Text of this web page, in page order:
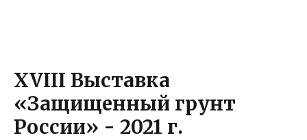
XVIII Выставка
«Защищенный грунт
России» - 2021 г.